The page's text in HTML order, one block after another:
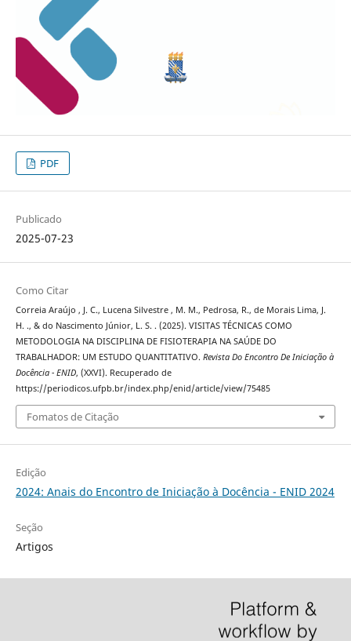
PDF
Publicado
2025-07-23
Como Citar
Correia Araújo , J. C., Lucena Silvestre , M. M., Pedrosa, R., de Morais Lima, J.
H. ., & do Nascimento Júnior, L. S. . (2025). VISITAS TÉCNICAS COMO
METODOLOGIA NA DISCIPLINA DE FISIOTERAPIA NA SAÚDE DO
TRABALHADOR: UM ESTUDO QUANTITATIVO. Revista Do Encontro De Iniciação à
Docência - ENID, (XXVI). Recuperado de
https://periodicos.ufpb.br/index.php/enid/article/view/75485
Fomatos de Citação
Edição
2024: Anais do Encontro de Iniciação à Docência - ENID 2024
Seção
Artigos